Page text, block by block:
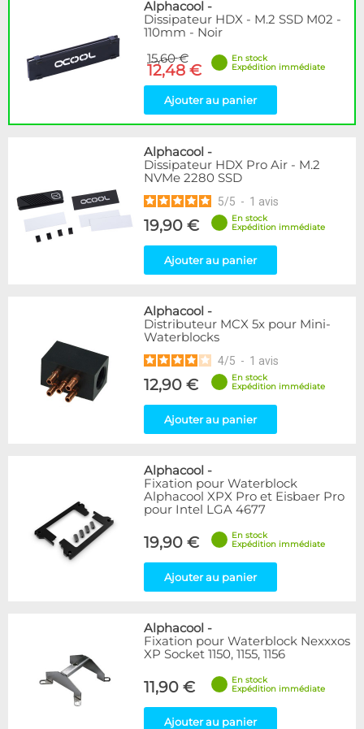
Disponibilité / Promotions
Articles en promotions
Appliquer
Alphacool -
Dissipateur HDX - M.2 SSD M02 -
110mm - Noir
15,60 €
12,48 €
En stock
Expédition immédiate
Ajouter au panier
Alphacool -
Dissipateur HDX Pro Air - M.2
NVMe 2280 SSD
5/5 - 1 avis
19,90 €
En stock
Expédition immédiate
Ajouter au panier
Alphacool -
Distributeur MCX 5x pour Mini-
Waterblocks
4/5 - 1 avis
12,90 €
En stock
Expédition immédiate
Ajouter au panier
Alphacool -
Fixation pour Waterblock
Alphacool XPX Pro et Eisbaer Pro
pour Intel LGA 4677
19,90 €
En stock
Expédition immédiate
Ajouter au panier
Alphacool -
Fixation pour Waterblock Nexxxos
XP Socket 1150, 1155, 1156
11,90 €
En stock
Expédition immédiate
Ajouter au panier